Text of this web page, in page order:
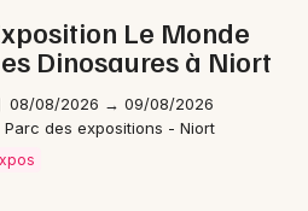
Le Monde
Dinosaures à Niort
08/08/2026 → 09/08/2026
Parc des expositions - Niort